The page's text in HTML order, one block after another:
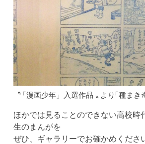
〝「漫画少年」入選作品 〟 よ り「種まき
ほかでは見ることのできない高校時
生のまんがを
ぜひ、ギャラリーでお確かめくださ